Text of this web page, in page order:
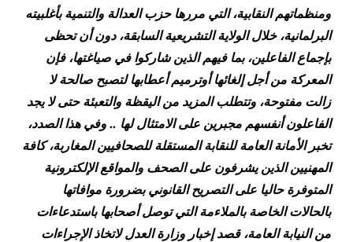
ومنظماتهم النقابية، التي مررها حزب العدالة والتنمية بأغلبيته
البرلمانية، خلال الولاية التشريعية السابقة، دون أن تحظى
بإجماع الفاعلين، بما فيهم الذين شاركوا في صياغتها، فإن
المعركة من أجل إلغائها أوترميم أعطابها لتصبح صالحة لا
زالت مفتوحة، وتتطلب المزيد من اليقظة والتعبئة حتى لا يجد
الفاعلون أنفسهم مجبرين على الامتثال لها .. وفي هذا الصدد،
تخبر الأمانة العامة للنقابة المستقلة للصحافيين المغاربة، كافة
المهنيين الذين يشرفون على الصحف والمواقع الإلكترونية
المتوفرة حاليا على التصريح القانوني بضرورة موافاتها
بالحالات الخاصة بالملاءمة التي توصل أصحابها باستدعاءات
من النيابة العامة، قصد إخبار وزارة العدل لاتخاذ الإجراءات